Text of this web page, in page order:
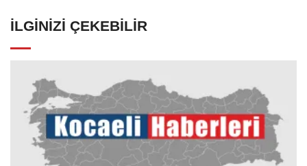
İLGINIZI ÇEKEBILIR